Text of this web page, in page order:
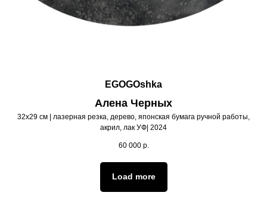
EGOGOshka
Алена Черных
32х29 см | лазерная резка, дерево, японская бумага ручной работы,
акрил, лак УФ| 2024
60 000 р.
Load more